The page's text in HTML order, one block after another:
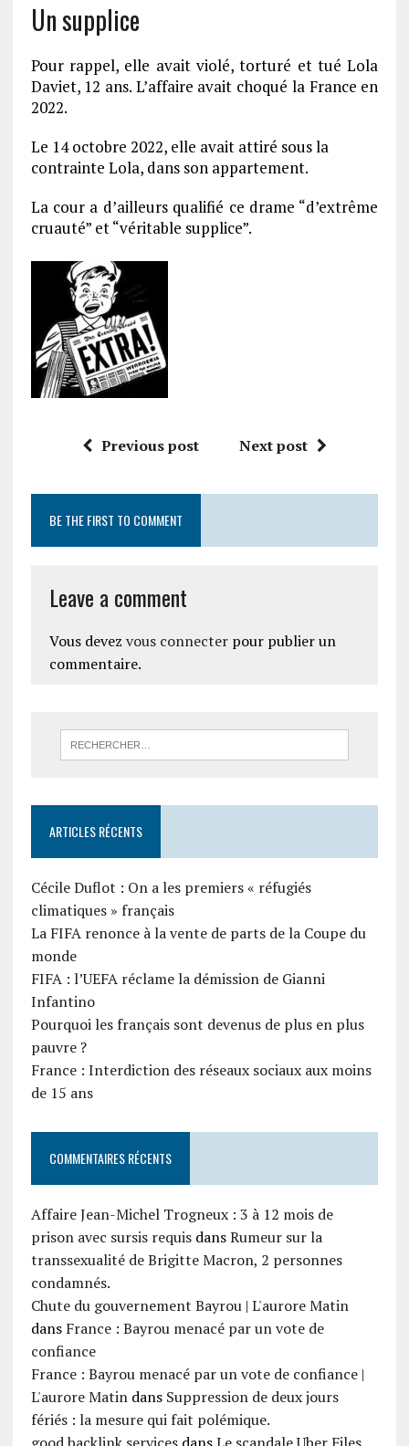
Un supplice
Pour rappel, elle avait violé, torturé et tué Lola
Daviet, 12 ans. L’affaire avait choqué la France en
2022.
Le 14 octobre 2022, elle avait attiré sous la
contrainte Lola, dans son appartement.
La cour a d’ailleurs qualifié ce drame “d’extrême
cruauté” et “véritable supplice”.
Previous post Next post
BE THE FIRST TO COMMENT
Leave a comment
Vous devez vous connecterpour publier un
commentaire.
ARTICLES RÉCENTS
Cécile Duflot : On a les premiers « réfugiés
climatiques » français
La FIFA renonce à la vente de parts de la Coupe du
monde
FIFA : l’UEFA réclame la démission de Gianni
Infantino
Pourquoi les français sont devenus de plus en plus
pauvre ?
France : Interdiction des réseaux sociaux aux moins
de 15 ans
COMMENTAIRES RÉCENTS
Affaire Jean-Michel Trogneux : 3 à 12 mois de
prison avec sursis requisdansRumeur sur la
transsexualité de Brigitte Macron, 2 personnes
condamnés.
Chute du gouvernement Bayrou | L'aurore Matin
dans France : Bayrou menacé par un vote de
confiance
France : Bayrou menacé par un vote de confiance |
L'aurore Matindans Suppression de deux jours
fériés : la mesure qui fait polémique.